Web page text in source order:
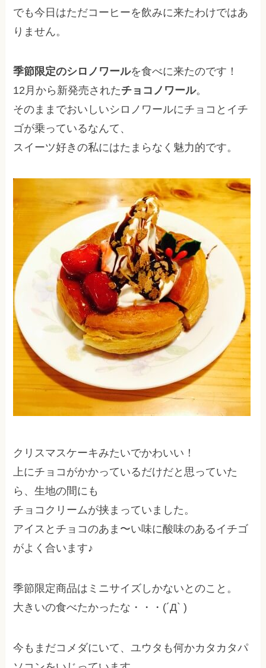
でも今日はただコーヒーを飲みに来たわけではあ
りません。
季節限定のシロノワールを食べに来たのです！
12月から新発売されたチョコノワール。
そのままでおいしいシロノワールにチョコとイチ
ゴが乗っているなんて、
スイーツ好きの私にはたまらなく魅力的です。
クリスマスケーキみたいでかわいい！
上にチョコがかかっているだけだと思っていた
ら、生地の間にも
チョコクリームが挟まっていました。
アイスとチョコのあま〜い味に酸味のあるイチゴ
がよく合います♪
季節限定商品はミニサイズしかないとのこと。
大きいの食べたかったな・・・(´Д` )
今もまだコメダにいて、ユウタも何かカタカタパ